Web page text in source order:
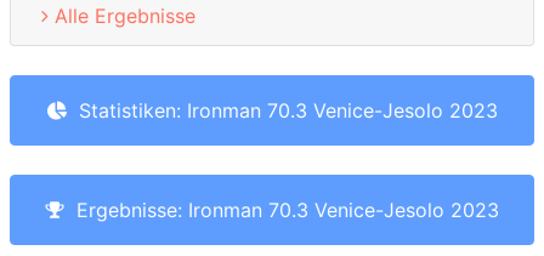
Alle Ergebnisse
Statistiken: Ironman 70.3 Venice-Jesolo 2023
Ergebnisse: Ironman 70.3 Venice-Jesolo 2023